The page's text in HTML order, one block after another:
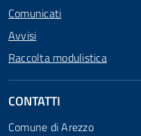
Comunicati
Avvisi
Raccolta modulistica
CONTATTI
Comune di Arezzo